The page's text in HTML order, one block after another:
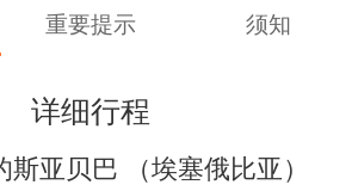
重要提示 须知
详细行程
亚贝巴 （埃塞俄比亚）